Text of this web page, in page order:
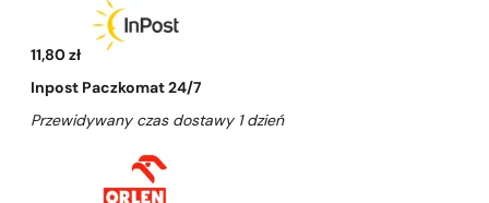
11,80 zł
Inpost Paczkomat 24/7
Przewidywany czas dostawy 1 dzień